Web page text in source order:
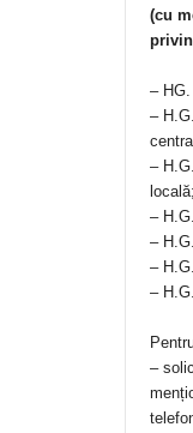
(cu
–
–
–
locală;
–
–
–
–
–